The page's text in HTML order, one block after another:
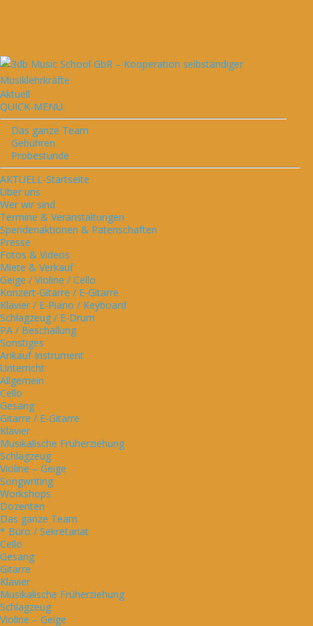
Aktuell
QUICK-MENÜ:
Das ganze Team
Gebühren
Probestunde
AKTUELL-Startseite
Über uns
Wer wir sind
Termine & Veranstaltungen
Spendenaktionen & Patenschaften
Presse
Fotos & Videos
Miete & Verkauf
Geige / Violine / Cello
Konzert-Gitarre / E-Gitarre
Klavier / E-Piano / Keyboard
Schlagzeug / E-Drum
PA / Beschallung
Sonstiges
Ankauf Instrument
Unterricht
Allgemein
Cello
Gesang
Gitarre / E-Gitarre
Klavier
Musikalische Früherziehung
Schlagzeug
Violine – Geige
Songwriting
Workshops
Dozenten
Das ganze Team
* Büro / Sekretariat
Cello
Gesang
Gitarre
Klavier
Musikalische Früherziehung
Schlagzeug
Violine – Geige